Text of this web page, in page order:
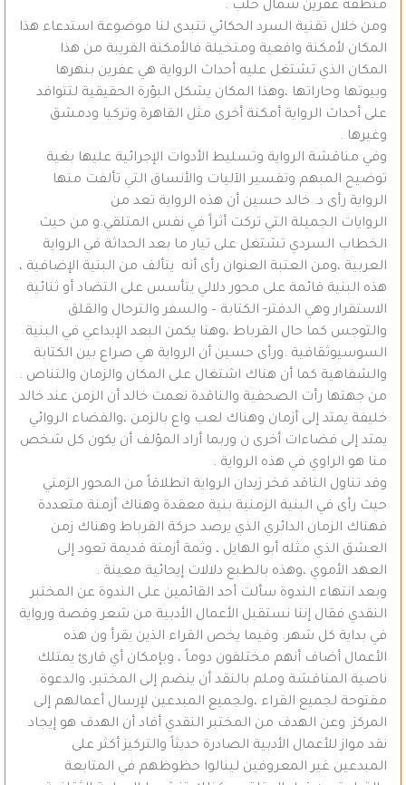
منطقة عفرين شمال حلب .
ومن خلال تقنية السرد الحكائي تتبدى لنا موضوعة استدعاء هذا
المكان لأمكنة واقعية ومتخيلة فالأمكنة القريبة من هذا
المكان الذي تشتغل عليه أحداث الرواية هي عفرين بنهرها
وبيوتها وحاراتها ،وهذا المكان يشكل البؤرة الحقيقية لتتوافد
على أحداث الرواية أمكنة أخرى مثل القاهرة وتركيا ودمشق
وغيرها .
وفي مناقشة الرواية وتسليط الأدوات الإجرائية عليها بغية
توضيح المبهم وتفسير الآليات والأنساق التي تألفت منها
الرواية رأى د. خالد حسين أن هذه الرواية تعد من
الروايات الجميلة التي تركت أثراً في نفس المتلقي.و من حيث
الخطاب السردي تشتغل على تيار ما بعد الحداثة في الرواية
العربية ،ومن العتبة العنوان رأى أنه يتألف من البنية الإضافية ،
هذه البنية قائمة على محور دلالي يتأسس على التضاد أو ثنائية
الاستقرار وهي الدفتر- الكتابة – والسفر والترحال والقلق
والتوجس كما حال القرباط ،وهنا يكمن البعد الإبداعي في البنية
السوسيوثقافية .ورأى حسين أن الرواية هي صراع بين الكتابة
والشفاهية كما أن هناك اشتغال على المكان والزمان والتناص .
من جهتها رأت الصحفية والناقدة نعمت خالد أن الزمن عند خالد
خليفة يمتد إلى أزمان وهناك لعب واع بالزمن ،والفضاء الروائي
يمتد إلى فضاءات أخرى ن وربما أراد المؤلف أن يكون كل شخص
منا هو الراوي في هذه الرواية .
وقد تناول الناقد فخر زيدان الرواية انطلاقاً من المحور الزمني
حيث رأى في البنية الزمنية بنية معقدة وهناك أزمنة متعددة
فهناك الزمان الدائري الذي يرصد حركة القرباط وهناك زمن
العشق الذي مثله أبو الهايل ، وثمة أزمنة قديمة تعود إلى
العهد الأموي ،وهذه بالطبع دلالات إيحائية معينة .
وبعد انتهاء الندوة سألت أحد القائمين على الندوة عن المختبر
النقدي فقال إننا نستقبل الأعمال الأدبية من شعر وقصة ورواية
في بداية كل شهر. وفيما يخص القراء الذين يقرأ ون هذه
الأعمال أضاف أنهم مختلفون دوماً ، وبإمكان أي قارئ يمتلك
ناصية المناقشة وملم بالنقد أن ينضم إلى المختبر، والدعوة
مفتوحة لجميع القراء ،ولجميع المبدعين لإرسال أعمالهم إلى
المركز. وعن الهدف من المختبر النقدي أفاد أن الهدف هو إيجاد
نقد مواز للأعمال الأدبية الصادرة حديثاً والتركيز أكثر على
المبدعين غير المعروفين لينالوا حظوظهم في المتابعة